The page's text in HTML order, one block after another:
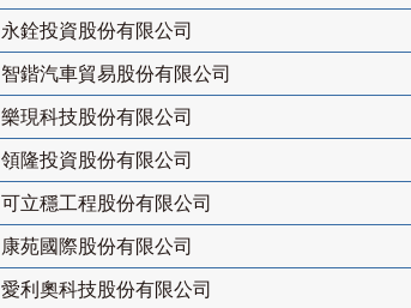
永銓投資股份有限公司
智鍇汽車貿易股份有限公司
樂現科技股份有限公司
領隆投資股份有限公司
可立穩工程股份有限公司
康苑國際股份有限公司
愛利奧科技股份有限公司